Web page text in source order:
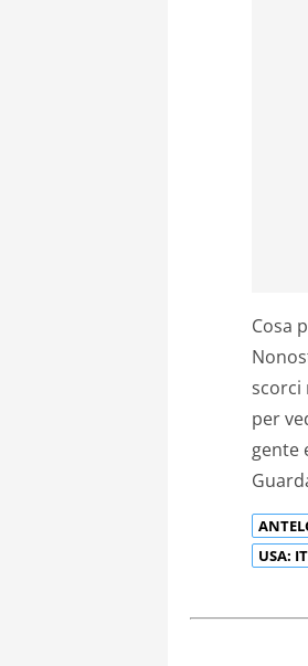
Cosa
scorci
per
gente
USA: